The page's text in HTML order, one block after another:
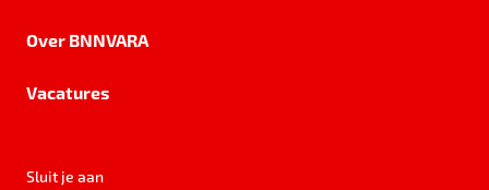
Over BNNVARA
Vacatures
Sluit je aan